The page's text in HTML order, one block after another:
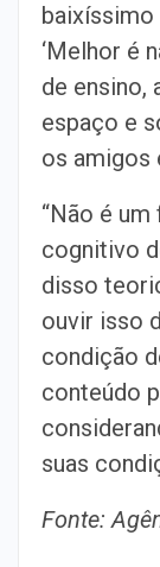
baixíssimo
‘Melhor é
de ensino,
espaço e
os amigos
“Não é
cognitivo
disso
ouvir isso
condição
conteúdo
suas
Fonte: